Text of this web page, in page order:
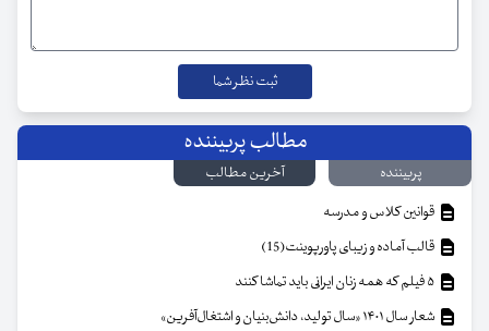
مطالب پربیننده
پربیننده
آخرین مطالب
قوانین کلاس و مدرسه
قالب آماده و زیبای پاورپوینت(15)
شعار سال ۱۴۰۱ «سال تولید، دانش‌بنیان و اشتغال‌آفرین»